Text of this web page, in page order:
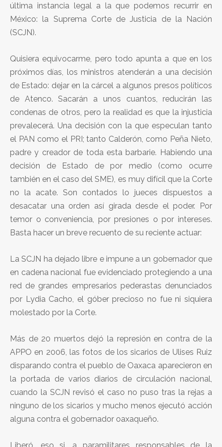
última instancia legal a la que podemos recurrir en
México: la Suprema Corte de Justicia de la Nación
(SCJN).
Quisiera equivocarme, pero todo apunta a que en los
próximos días, los ministros atenderán a una decisión
de Estado: dejar en la cárcel a algunos presos políticos
de Atenco. Sacarán a unos cuantos, reducirán las
condenas de otros, pero la realidad es que la injusticia
prevalecerá. Una decisión con la que especulan tanto
el PAN como el PRI; tanto Calderón, como Peña Nieto,
padre y creador de toda esta barbarie. Habiendo una
decisión de Estado de por medio (como ocurre
también en el caso del SME), es muy difícil que la Corte
no la acate. Son contados lo jueces dispuestos a
desacatar una orden así girada desde el poder. Por
temor o conveniencia, por presiones o por intereses.
Basta hacer un breve recuento de su reciente actuar:
La SCJN ha dejado libre e impune a un gobernador que
en cadena nacional fue evidenciado protegiendo a una
red de grandes empresarios pederastas denunciados
por Lydia Cacho, el góber precioso no fue ni siquiera
molestado por la Corte.
Más de 20 muertos dejó la represión en contra de la
APPO en 2006, las fotos de los sicarios de Ulises Ruiz
disparando contra el pueblo de Oaxaca aparecieron en
la portada de varios diarios de circulación nacional,
cuando la SCJN revisó el caso no puso tras la rejas a
ninguno de los sicarios y mucho menos ejecutó acción
alguna contra el gobernador oaxaqueño.